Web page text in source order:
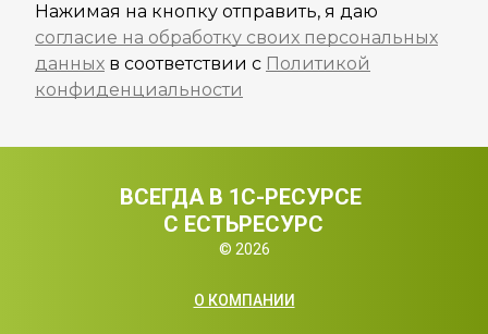
Нажимая на кнопку отправить, я даю
согласие на обработку своих персональных
данных в соответствии с Политикой
конфиденциальности
© 2026
ВСЕГДА В 1С-РЕСУРСЕ
С ЕСТЬРЕСУРС
О КОМПАНИИ